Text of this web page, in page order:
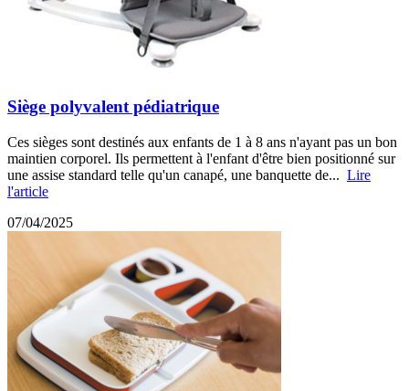
Siège polyvalent pédiatrique
Ces sièges sont destinés aux enfants de 1 à 8 ans n'ayant pas un bon
maintien corporel. Ils permettent à l'enfant d'être bien positionné sur
une assise standard telle qu'un canapé, une banquette de... Lire
l'article
07/04/2025